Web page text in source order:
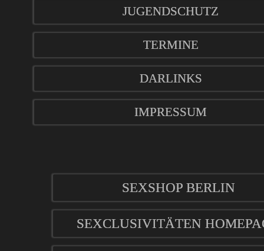
JUGENDSCHUTZ
TERMINE
DARLINKS
IMPRESSUM
SEXSHOP BERLIN
SEXCLUSIVITÄTEN